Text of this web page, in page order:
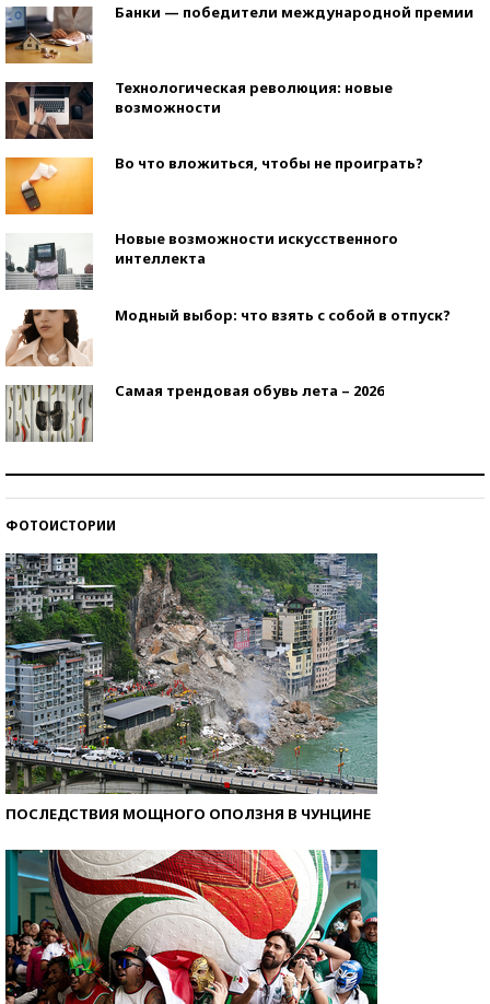
Банки — победители международной премии
Технологическая революция: новые
возможности
Во что вложиться, чтобы не проиграть?
Новые возможности искусственного
интеллекта
Модный выбор: что взять с собой в отпуск?
Самая трендовая обувь лета – 2026
ФОТОИСТОРИИ
ПОСЛЕДСТВИЯ МОЩНОГО ОПОЛЗНЯ В ЧУНЦИНЕ